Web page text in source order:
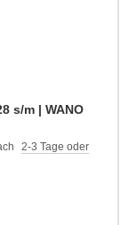
s/m | WANO
2-3 Tage oder